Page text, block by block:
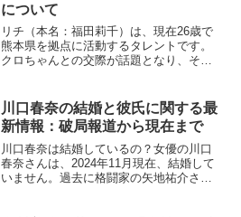
について
リチ（本名：福田莉千）は、現在26歳で
熊本県を拠点に活動するタレントです。
クロちゃんとの交際が話題となり、その
り、地元への愛情を感じさせる活動を行
っています。リチの仕...
川口春奈の結婚と彼氏に関する最
新情報：破局報道から現在まで
川口春奈は結婚しているの？女優の川口
春奈さんは、2024年11月現在、結婚して
いません。過去に格闘家の矢地祐介さん